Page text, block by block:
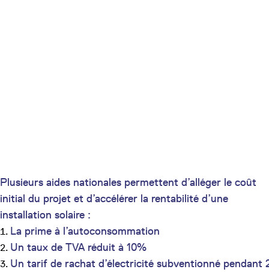
Plusieurs aides nationales permettent d’alléger le coût
initial du projet et d’accélérer la rentabilité d’une
installation solaire :
La prime à l’autoconsommation
Un taux de TVA réduit à 10%
Un tarif de rachat d’électricité subventionné pendant